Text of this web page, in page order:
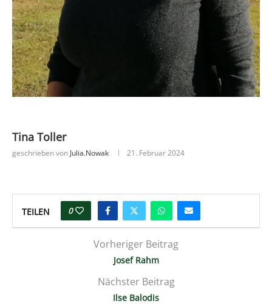
Tina Toller
geschrieben von Julia.nowak 21. Februar 2024
TEILEN 0
Vorheriger Beitrag
Josef Rahm
Nächster Beitrag
Ilse Balodis